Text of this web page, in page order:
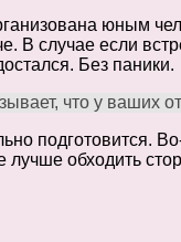
юным
В случае если
Без паники.
что у ваших
подготовится.
обходить